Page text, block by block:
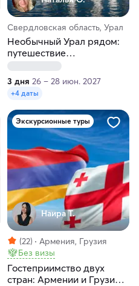
Свердловская область, Урал
Необычный Урал рядом:
путешествие
Невьянск
3 дня 26 – 28 июн. 2027
+4 даты
Экскурсионные туры
Наира Т.
(22)
Армения, Грузия
Без визы
Гостеприимство двух
стран: Армении и Грузии